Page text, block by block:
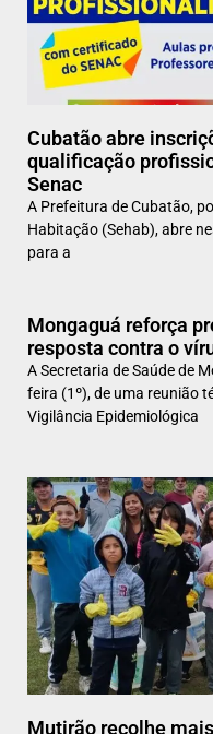
Cubatão abre
qualificação
Senac
A Prefeitura de Cubatão,
Habitação (Sehab), abre
para a
Mongaguá reforça
resposta contra o
A Secretaria de Saúde de
feira (1º), de uma reunião
Vigilância Epidemiológica
Mutirão recolhe